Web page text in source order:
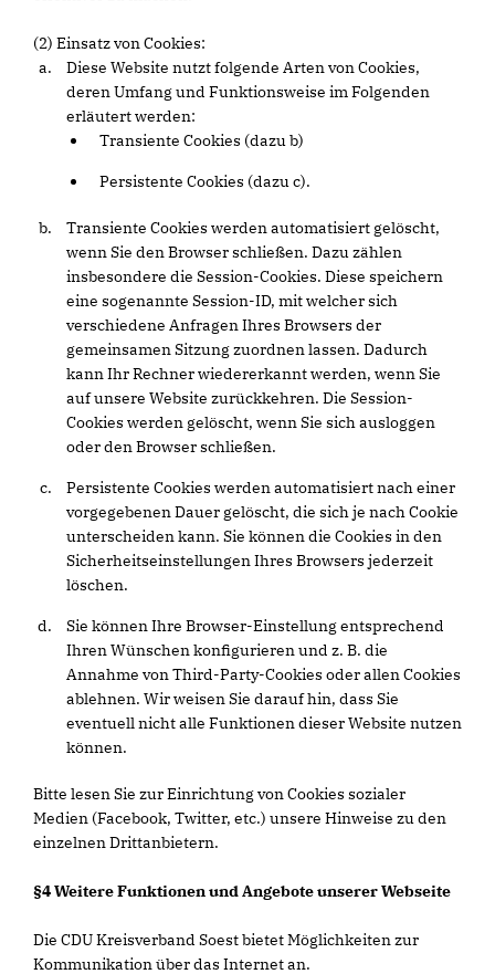
(2) Einsatz von Cookies:
Diese Website nutzt folgende Arten von Cookies,
deren Umfang und Funktionsweise im Folgenden
erläutert werden:
Transiente Cookies (dazu b)
Persistente Cookies (dazu c).
Transiente Cookies werden automatisiert gelöscht,
wenn Sie den Browser schließen. Dazu zählen
insbesondere die Session-Cookies. Diese speichern
eine sogenannte Session-ID, mit welcher sich
verschiedene Anfragen Ihres Browsers der
gemeinsamen Sitzung zuordnen lassen. Dadurch
kann Ihr Rechner wiedererkannt werden, wenn Sie
auf unsere Website zurückkehren. Die Session-
Cookies werden gelöscht, wenn Sie sich ausloggen
oder den Browser schließen.
Persistente Cookies werden automatisiert nach einer
vorgegebenen Dauer gelöscht, die sich je nach Cookie
unterscheiden kann. Sie können die Cookies in den
Sicherheitseinstellungen Ihres Browsers jederzeit
löschen.
Sie können Ihre Browser-Einstellung entsprechend
Ihren Wünschen konfigurieren und z. B. die
Annahme von Third-Party-Cookies oder allen Cookies
ablehnen. Wir weisen Sie darauf hin, dass Sie
eventuell nicht alle Funktionen dieser Website nutzen
können.
Bitte lesen Sie zur Einrichtung von Cookies sozialer
Medien (Facebook, Twitter, etc.) unsere Hinweise zu den
einzelnen Drittanbietern.
§4 Weitere Funktionen und Angebote unserer Webseite
Die CDU Kreisverband Soest bietet Möglichkeiten zur
Kommunikation über das Internet an.